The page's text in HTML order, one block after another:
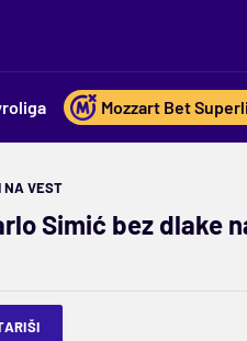
Mozzart Bet
NA VEST
Simić bez dlake